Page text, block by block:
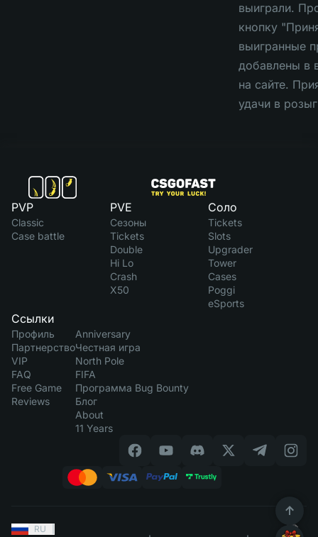
выиграли.
кнопку
выигранные
добавлены в
на сайте.
удачи в
PVP
Classic
Case battle
PVE
Сезоны
Tickets
Double
Hi Lo
Crash
X50
Соло
Tickets
Slots
Upgrader
Tower
Cases
Poggi
eSports
Ссылки
Профиль
Партнерство
VIP
FAQ
Free Game
Reviews
Anniversary
Честная игра
North Pole
FIFA
Программа Bug Bounty
Блог
About
11 Years
RU